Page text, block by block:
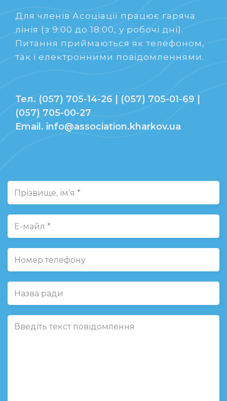
Для членів Асоціації працює гаряча
лінія (з 9:00 до 18:00, у робочі дні).
Питання приймаються як телефоном,
так і електронними повідомленнями.
Тел. (057) 705-14-26 | (057) 705-01-69 |
(057) 705-00-27
Email. info@association.kharkov.ua